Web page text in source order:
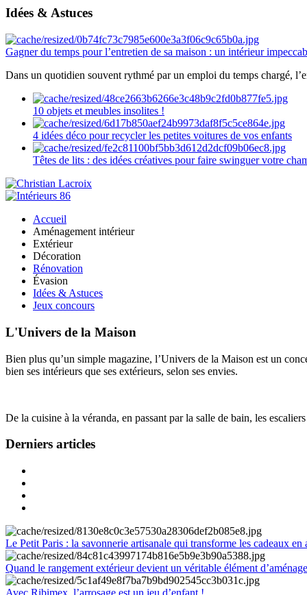
Idées & Astuces
Gagner du temps pour l’entretien de sa maison : un intérieur
Dans un quotidien souvent rythmé par un emploi du temps chargé,
10 objets et meubles insolites !
4 idées déco pour recycler les petites voitures de vos enfants
Têtes de lits : des idées créatives pour faire swinguer votre
Accueil
Aménagement intérieur
Extérieur
Décoration
Rénovation
Évasion
Idées & Astuces
Jeux concours
L'Univers de la Maison
Bien plus qu’un simple magazine, l’Univers de la Maison est un
bien ses intérieurs que ses extérieurs, selon ses envies.
De la cuisine à la véranda, en passant par la salle de bain, les
Derniers articles
Le Petit Paris : la savonnerie artisanale qui transforme les cadeaux en
Quand le rangement extérieur devient un véritable élément
Avec Ribimex, l’arrosage est un jeu d’enfant !